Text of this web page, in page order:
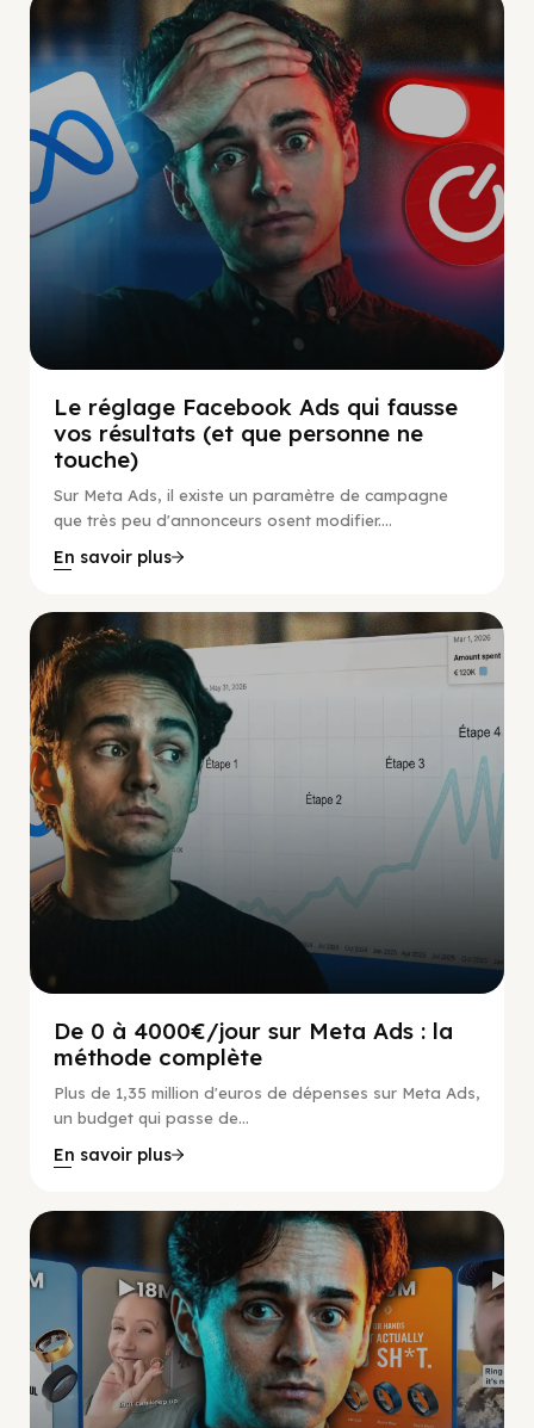
Social Scaling
Le réglage Facebook Ads qui fausse
vos résultats (et que personne ne
touche)
Sur Meta Ads, il existe un paramètre de campagne
que très peu d'annonceurs osent modifier....
En savoir plus
De 0 à 4000€/jour sur Meta Ads : la
méthode complète
Plus de 1,35 million d'euros de dépenses sur Meta Ads,
un budget qui passe de...
En savoir plus
Social Scaling